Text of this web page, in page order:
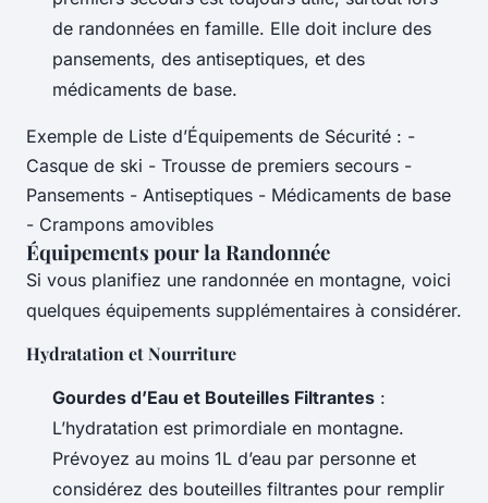
de randonnées en famille. Elle doit inclure des
pansements, des antiseptiques, et des
médicaments de base.
Exemple de Liste d’Équipements de Sécurité : -
Casque de ski - Trousse de premiers secours -
Pansements - Antiseptiques - Médicaments de base
- Crampons amovibles
Équipements pour la Randonnée
Si vous planifiez une randonnée en montagne, voici
quelques équipements supplémentaires à considérer.
Hydratation et Nourriture
Gourdes d’Eau et Bouteilles Filtrantes :
L’hydratation est primordiale en montagne.
Prévoyez au moins 1L d’eau par personne et
considérez des bouteilles filtrantes pour remplir